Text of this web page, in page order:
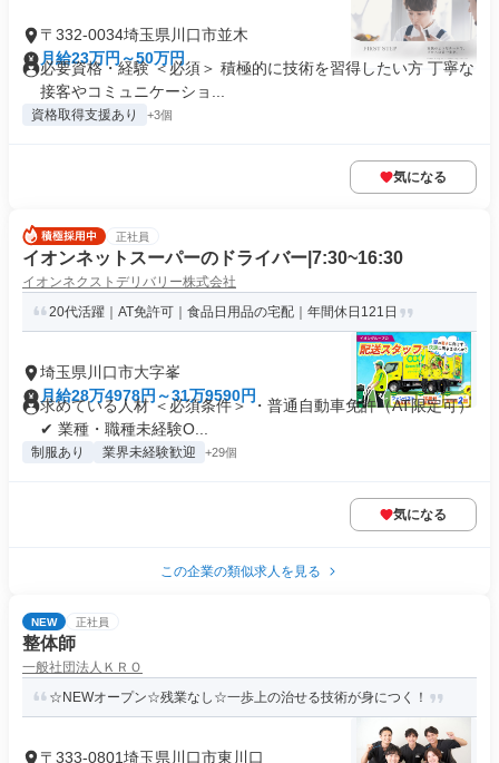
〒332-0034埼玉県川口市並木
月給23万円～50万円
必要資格・経験 ＜必須＞ 積極的に技術を習得したい方 丁寧な
接客やコミュニケーショ...
資格取得支援あり +3個
気になる
正社員
イオンネットスーパーのドライバー|7:30~16:30
イオンネクストデリバリー株式会社
20代活躍｜AT免許可｜食品日用品の宅配｜年間休日121日
埼玉県川口市大字峯
月給28万4978円～31万9590円
求めている人材 ＜必須条件＞ ・普通自動車免許（AT限定可）
✔ 業種・職種未経験O...
制服あり 業界未経験歓迎 +29個
気になる
この企業の類似求人を見る
NEW 正社員
整体師
一般社団法人ＫＲＯ
☆NEWオープン☆残業なし☆一歩上の治せる技術が身につく！
〒333-0801埼玉県川口市東川口